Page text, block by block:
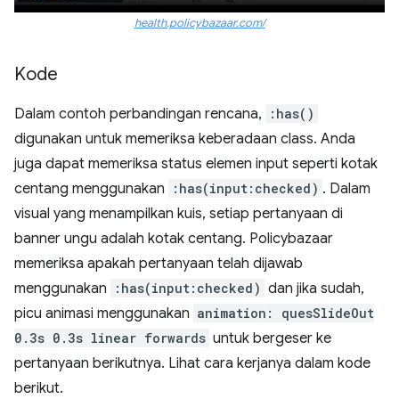
health.policybazaar.com/
Kode
Dalam contoh perbandingan rencana, :has()
digunakan untuk memeriksa keberadaan class. Anda
juga dapat memeriksa status elemen input seperti kotak
centang menggunakan
:has(input:checked) . Dalam
visual yang menampilkan kuis, setiap pertanyaan di
banner ungu adalah kotak centang. Policybazaar
memeriksa apakah pertanyaan telah dijawab
menggunakan
:has(input:checked) dan jika sudah,
picu animasi menggunakan animation: quesSlideOut
0.3s 0.3s linear forwards untuk bergeser ke
pertanyaan berikutnya. Lihat cara kerjanya dalam kode
berikut.